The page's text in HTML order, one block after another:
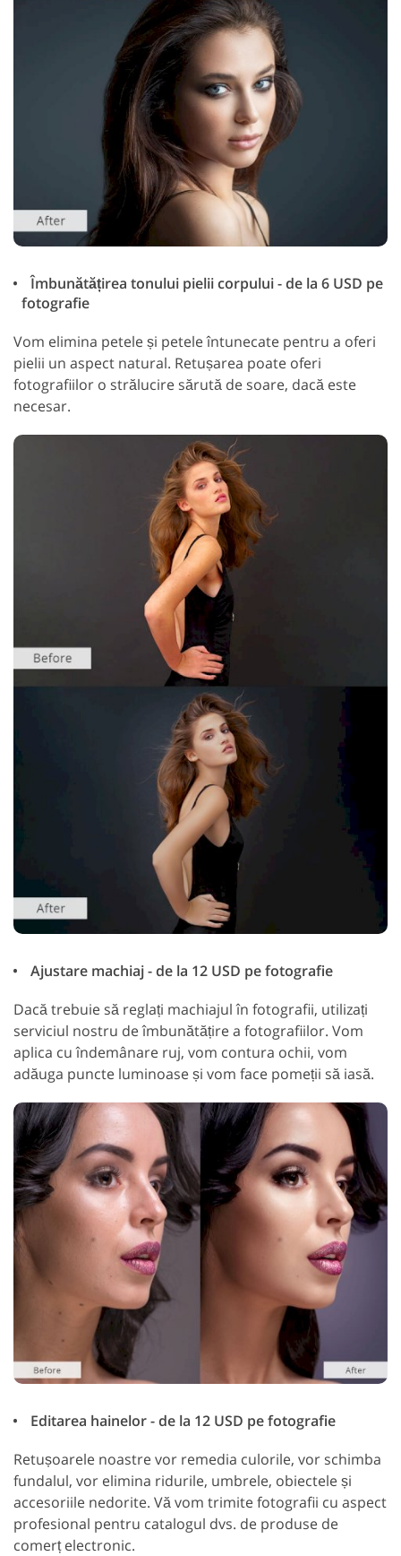
Îmbunătățirea tonului pielii corpului - de la 6 USD pe
fotografie
Vom elimina petele și petele întunecate pentru a oferi
pielii un aspect natural. Retușarea poate oferi
fotografiilor o strălucire sărută de soare, dacă este
necesar.
Ajustare machiaj - de la 12 USD pe fotografie
Dacă trebuie să reglați machiajul în fotografii, utilizați
serviciul nostru de îmbunătățire a fotografiilor. Vom
aplica cu îndemânare ruj, vom contura ochii, vom
adăuga puncte luminoase și vom face pomeții să iasă.
Editarea hainelor - de la 12 USD pe fotografie
Retușoarele noastre vor remedia culorile, vor schimba
fundalul, vor elimina ridurile, umbrele, obiectele și
accesoriile nedorite. Vă vom trimite fotografii cu aspect
profesional pentru catalogul dvs. de produse de
comerț electronic.